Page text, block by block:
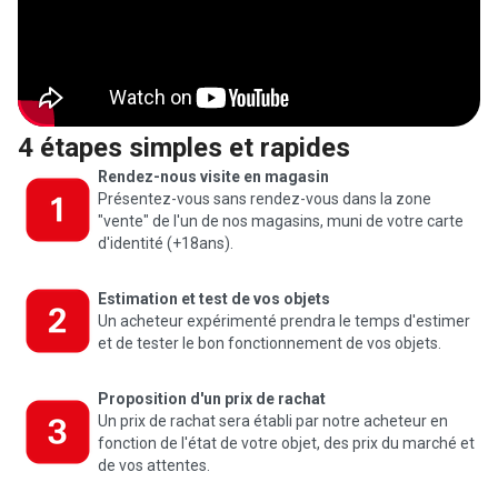
4 étapes simples et rapides
Rendez-nous visite en magasin
Présentez-vous sans rendez-vous dans la zone
"vente" de l'un de nos magasins, muni de votre carte
d'identité (+18ans).
Estimation et test de vos objets
Un acheteur expérimenté prendra le temps d'estimer
et de tester le bon fonctionnement de vos objets.
Proposition d'un prix de rachat
Un prix de rachat sera établi par notre acheteur en
fonction de l'état de votre objet, des prix du marché et
de vos attentes.